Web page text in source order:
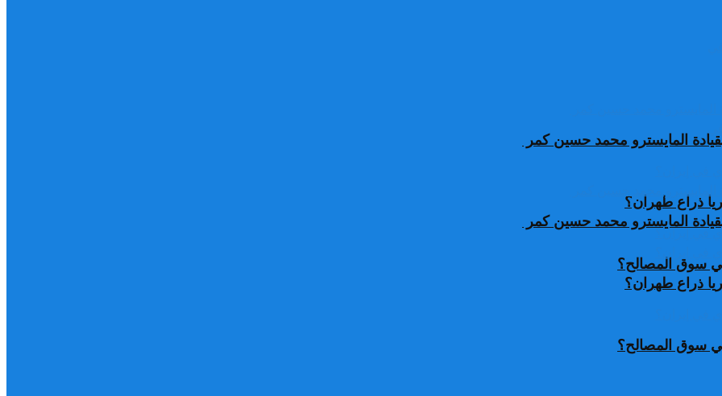
المايسترو محمد حسين كمر
ذراع طهران؟
في سوق المصالح؟
المايسترو محمد حسين كمر
ذراع طهران؟
في سوق المصالح؟